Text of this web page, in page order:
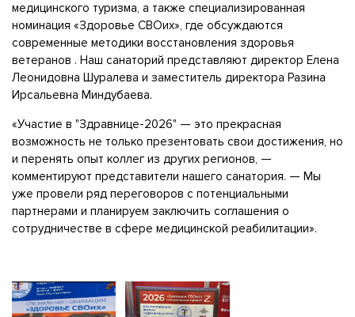
медицинского туризма, а также специализированная
номинация «Здоровье СВОих», где обсуждаются
современные методики восстановления здоровья
ветеранов . Наш санаторий представляют директор Елена
Леонидовна Шуралева и заместитель директора Разина
Ирсальевна Миндубаева.
«Участие в "Здравнице-2026" — это прекрасная
возможность не только презентовать свои достижения, но
и перенять опыт коллег из других регионов, —
комментируют представители нашего санатория. — Мы
уже провели ряд переговоров с потенциальными
партнерами и планируем заключить соглашения о
сотрудничестве в сфере медицинской реабилитации».